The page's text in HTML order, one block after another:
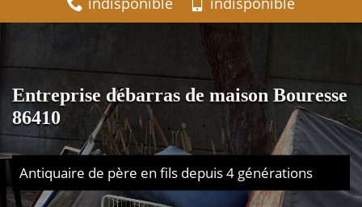
Entreprise débarras de maison Bouresse
86410
Antiquaire de père en fils depuis 4 générations